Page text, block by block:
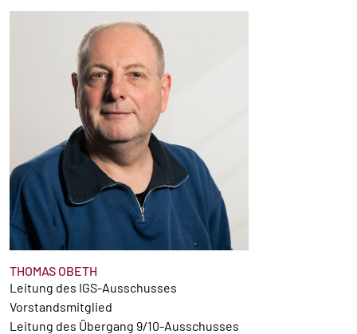
THOMAS OBETH
Leitung des IGS-Ausschusses
Vorstandsmitglied
Leitung des Übergang 9/10-Ausschusses